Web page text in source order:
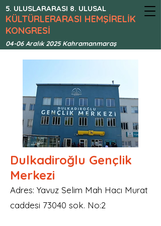
5. ULUSLARARASI 8. ULUSAL
KÜLTÜRLERARASI HEMŞİRELİK
KONGRESİ
04-06 Aralık 2025 Kahramanmaraş
Dulkadiroğlu Gençlik
Merkezi
Adres: Yavuz Selim Mah Hacı Murat
caddesi 73040 sok. No:2